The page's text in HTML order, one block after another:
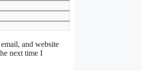
and website
next time I